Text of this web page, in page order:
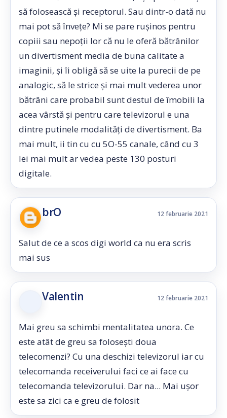
să folosească și receptorul. Sau dintr-o dată nu
mai pot să învețe? Mi se pare rușinos pentru
copiii sau nepoții lor că nu le oferă bătrânilor
un divertisment media de buna calitate a
imaginii, și îi obligă să se uite la purecii de pe
analogic, să le strice și mai mult vederea unor
bătrâni care probabil sunt destul de îmobili la
acea vârstă și pentru care televizorul e una
dintre putinele modalități de divertisment. Ba
mai mult, ii tin cu cu 5O-55 canale, când cu 3
lei mai mult ar vedea peste 130 posturi
digitale.
brO 12 februarie 2021
Salut de ce a scos digi world ca nu era scris
mai sus
Valentin 12 februarie 2021
Mai greu sa schimbi mentalitatea unora. Ce
este atât de greu sa folosești doua
telecomenzi? Cu una deschizi televizorul iar cu
telecomanda receiverului faci ce ai face cu
telecomanda televizorului. Dar na... Mai ușor
este sa zici ca e greu de folosit